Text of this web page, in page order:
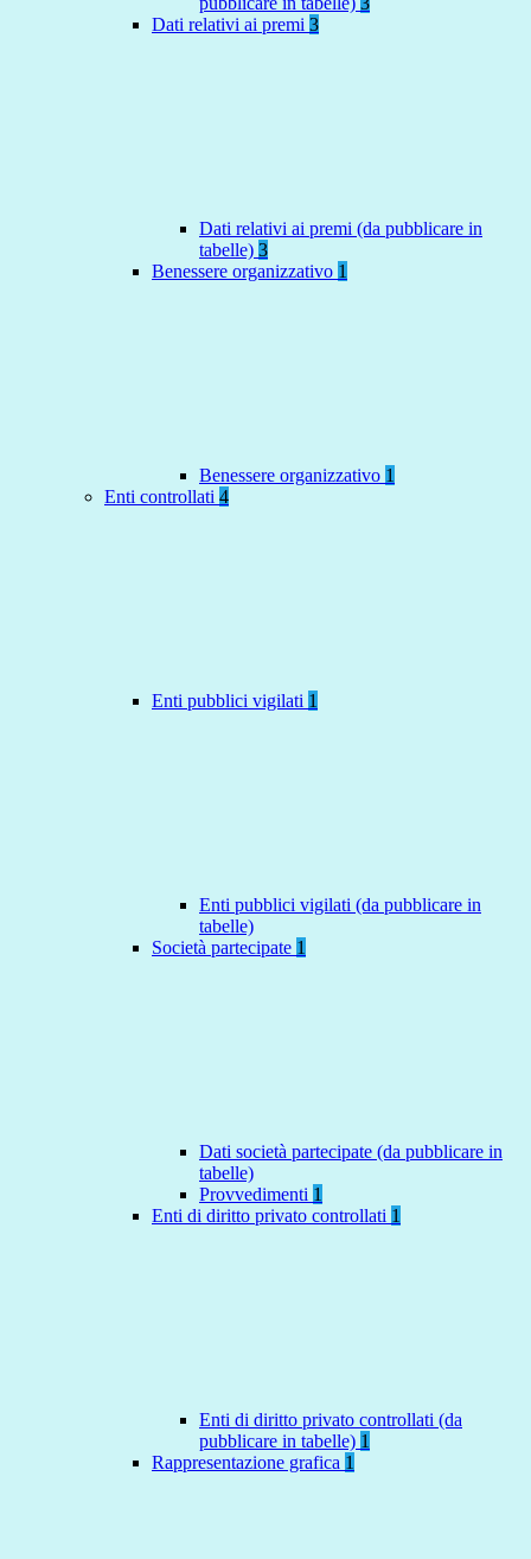
Dati relativi ai premi 3
Dati relativi ai premi (da pubblicare in
tabelle) 3
Benessere organizzativo 1
Benessere organizzativo 1
Enti controllati 4
Enti pubblici vigilati 1
Enti pubblici vigilati (da pubblicare in
tabelle)
Società partecipate 1
Dati società partecipate (da pubblicare in
tabelle)
Provvedimenti 1
Enti di diritto privato controllati 1
Enti di diritto privato controllati (da
pubblicare in tabelle) 1
Rappresentazione grafica 1